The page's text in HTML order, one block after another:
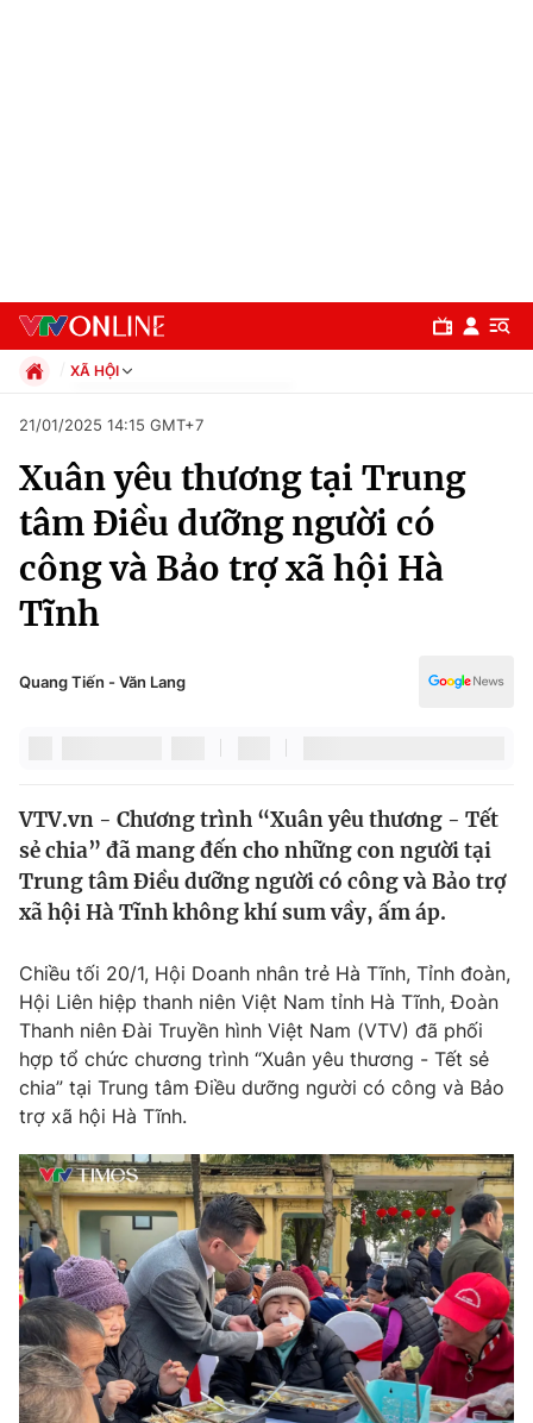
Chuyên mục
Chính trị
Xã hội
Pháp luật
Thế giới
Tin tức
Thế giới đó đây
Câu chuyện quốc tế
Kinh tế
Thị trường
Góc doanh nghiệp
Truyền hình
Phim VTV
Hậu trường
Nhân vật
Khán giả
Giải sao mai
Giải trí
Âm nhạc
Sao
Đời sống
Du lịch
Làm đẹp
Chất lượng cuộc sống
Giáo dục
Tuyển sinh
Học trực tuyến
Công nghệ
Hitech Công nghệ tương lai
Sản phẩm
Giao lưu trực tuyến
XÃ HỘI
Xã hội
Pháp luật
Kinh tế
Thể thao
Truyền hình
Văn hóa - Giải trí
Y tế
Công nghệ
21/01/2025 14:15 GMT+7
Xuân yêu thương tại Trung
tâm Điều dưỡng người có
công và Bảo trợ xã hội Hà
Tĩnh
Quang Tiến - Văn Lang
VTV.vn - Chương trình “Xuân yêu thương - Tết
sẻ chia” đã mang đến cho những con người tại
Trung tâm Điều dưỡng người có công và Bảo trợ
xã hội Hà Tĩnh không khí sum vầy, ấm áp.
Chiều tối 20/1, Hội Doanh nhân trẻ Hà Tĩnh, Tỉnh đoàn,
Hội Liên hiệp thanh niên Việt Nam tỉnh Hà Tĩnh, Đoàn
Thanh niên Đài Truyền hình Việt Nam (VTV) đã phối
hợp tổ chức chương trình “Xuân yêu thương - Tết sẻ
chia” tại Trung tâm Điều dưỡng người có công và Bảo
trợ xã hội Hà Tĩnh.